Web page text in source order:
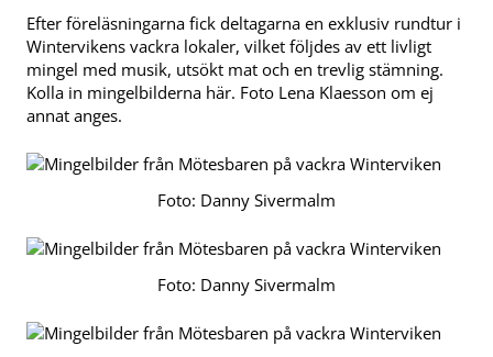
Efter föreläsningarna fick deltagarna en exklusiv rundtur i
Wintervikens vackra lokaler, vilket följdes av ett livligt
mingel med musik, utsökt mat och en trevlig stämning.
Kolla in mingelbilderna här. Foto Lena Klaesson om ej
annat anges.
Foto: Danny Sivermalm
Foto: Danny Sivermalm